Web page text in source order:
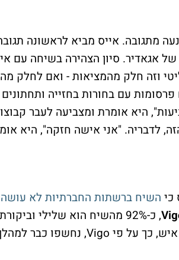
מתגובה. אייס מביא לראשונה
אגאדיר. סיון הצהירה בשיחה עם
וזה חלק מהמציאות - ואם לחלק
עם בחורות בחזייה
היא אומרת ומצביעה לעבר
לדבריה. "אני אישה חזקה", היא
כי השיח ברשתות החברתיות לא עושה
Vigo, נחשפו כבר